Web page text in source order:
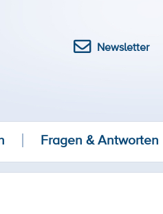
Newsletter
Fragen & Antworten